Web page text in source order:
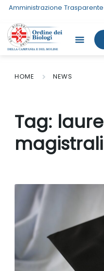
Amministrazione Trasparente
HOME NEWS
Tag:
magistrali